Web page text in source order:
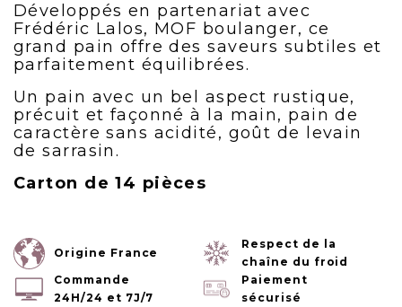
Développés en partenariat avec
Frédéric Lalos, MOF boulanger, ce
grand pain offre des saveurs subtiles et
parfaitement équilibrées.
Un pain avec un bel aspect rustique,
précuit et façonné à la main, pain de
caractère sans acidité, goût de levain
de sarrasin.
Carton de 14 pièces
Origine France
Respect de la
chaîne du froid
Commande
24H/24 et 7J/7
Paiement
sécurisé